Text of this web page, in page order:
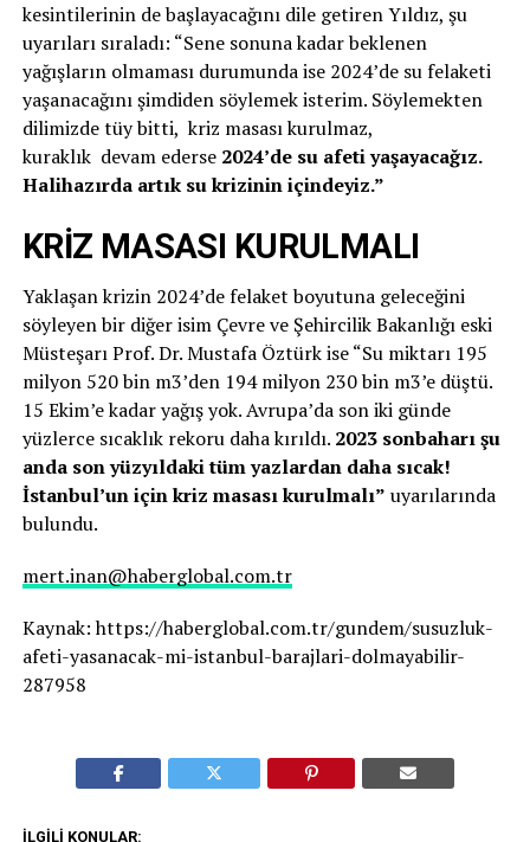
kesintilerinin de başlayacağını dile getiren Yıldız, şu
uyarıları sıraladı: “Sene sonuna kadar beklenen
yağışların olmaması durumunda ise 2024’de su felaketi
yaşanacağını şimdiden söylemek isterim. Söylemekten
dilimizde tüy bitti, kriz masası kurulmaz,
kuraklık devam ederse 2024’de su afeti yaşayacağız.
Halihazırda artık su krizinin içindeyiz.”
KRİZ MASASI KURULMALI
Yaklaşan krizin 2024’de felaket boyutuna geleceğini
söyleyen bir diğer isim Çevre ve Şehircilik Bakanlığı eski
Müsteşarı Prof. Dr. Mustafa Öztürk ise “Su miktarı 195
milyon 520 bin m3’den 194 milyon 230 bin m3’e düştü.
15 Ekim’e kadar yağış yok. Avrupa’da son iki günde
yüzlerce sıcaklık rekoru daha kırıldı. 2023 sonbaharı şu
anda son yüzyıldaki tüm yazlardan daha sıcak!
İstanbul’un için kriz masası kurulmalı” uyarılarında
bulundu.
mert.inan@haberglobal.com.tr
Kaynak: https://haberglobal.com.tr/gundem/susuzluk-
afeti-yasanacak-mi-istanbul-barajlari-dolmayabilir-
287958
İLGILI KONULAR: